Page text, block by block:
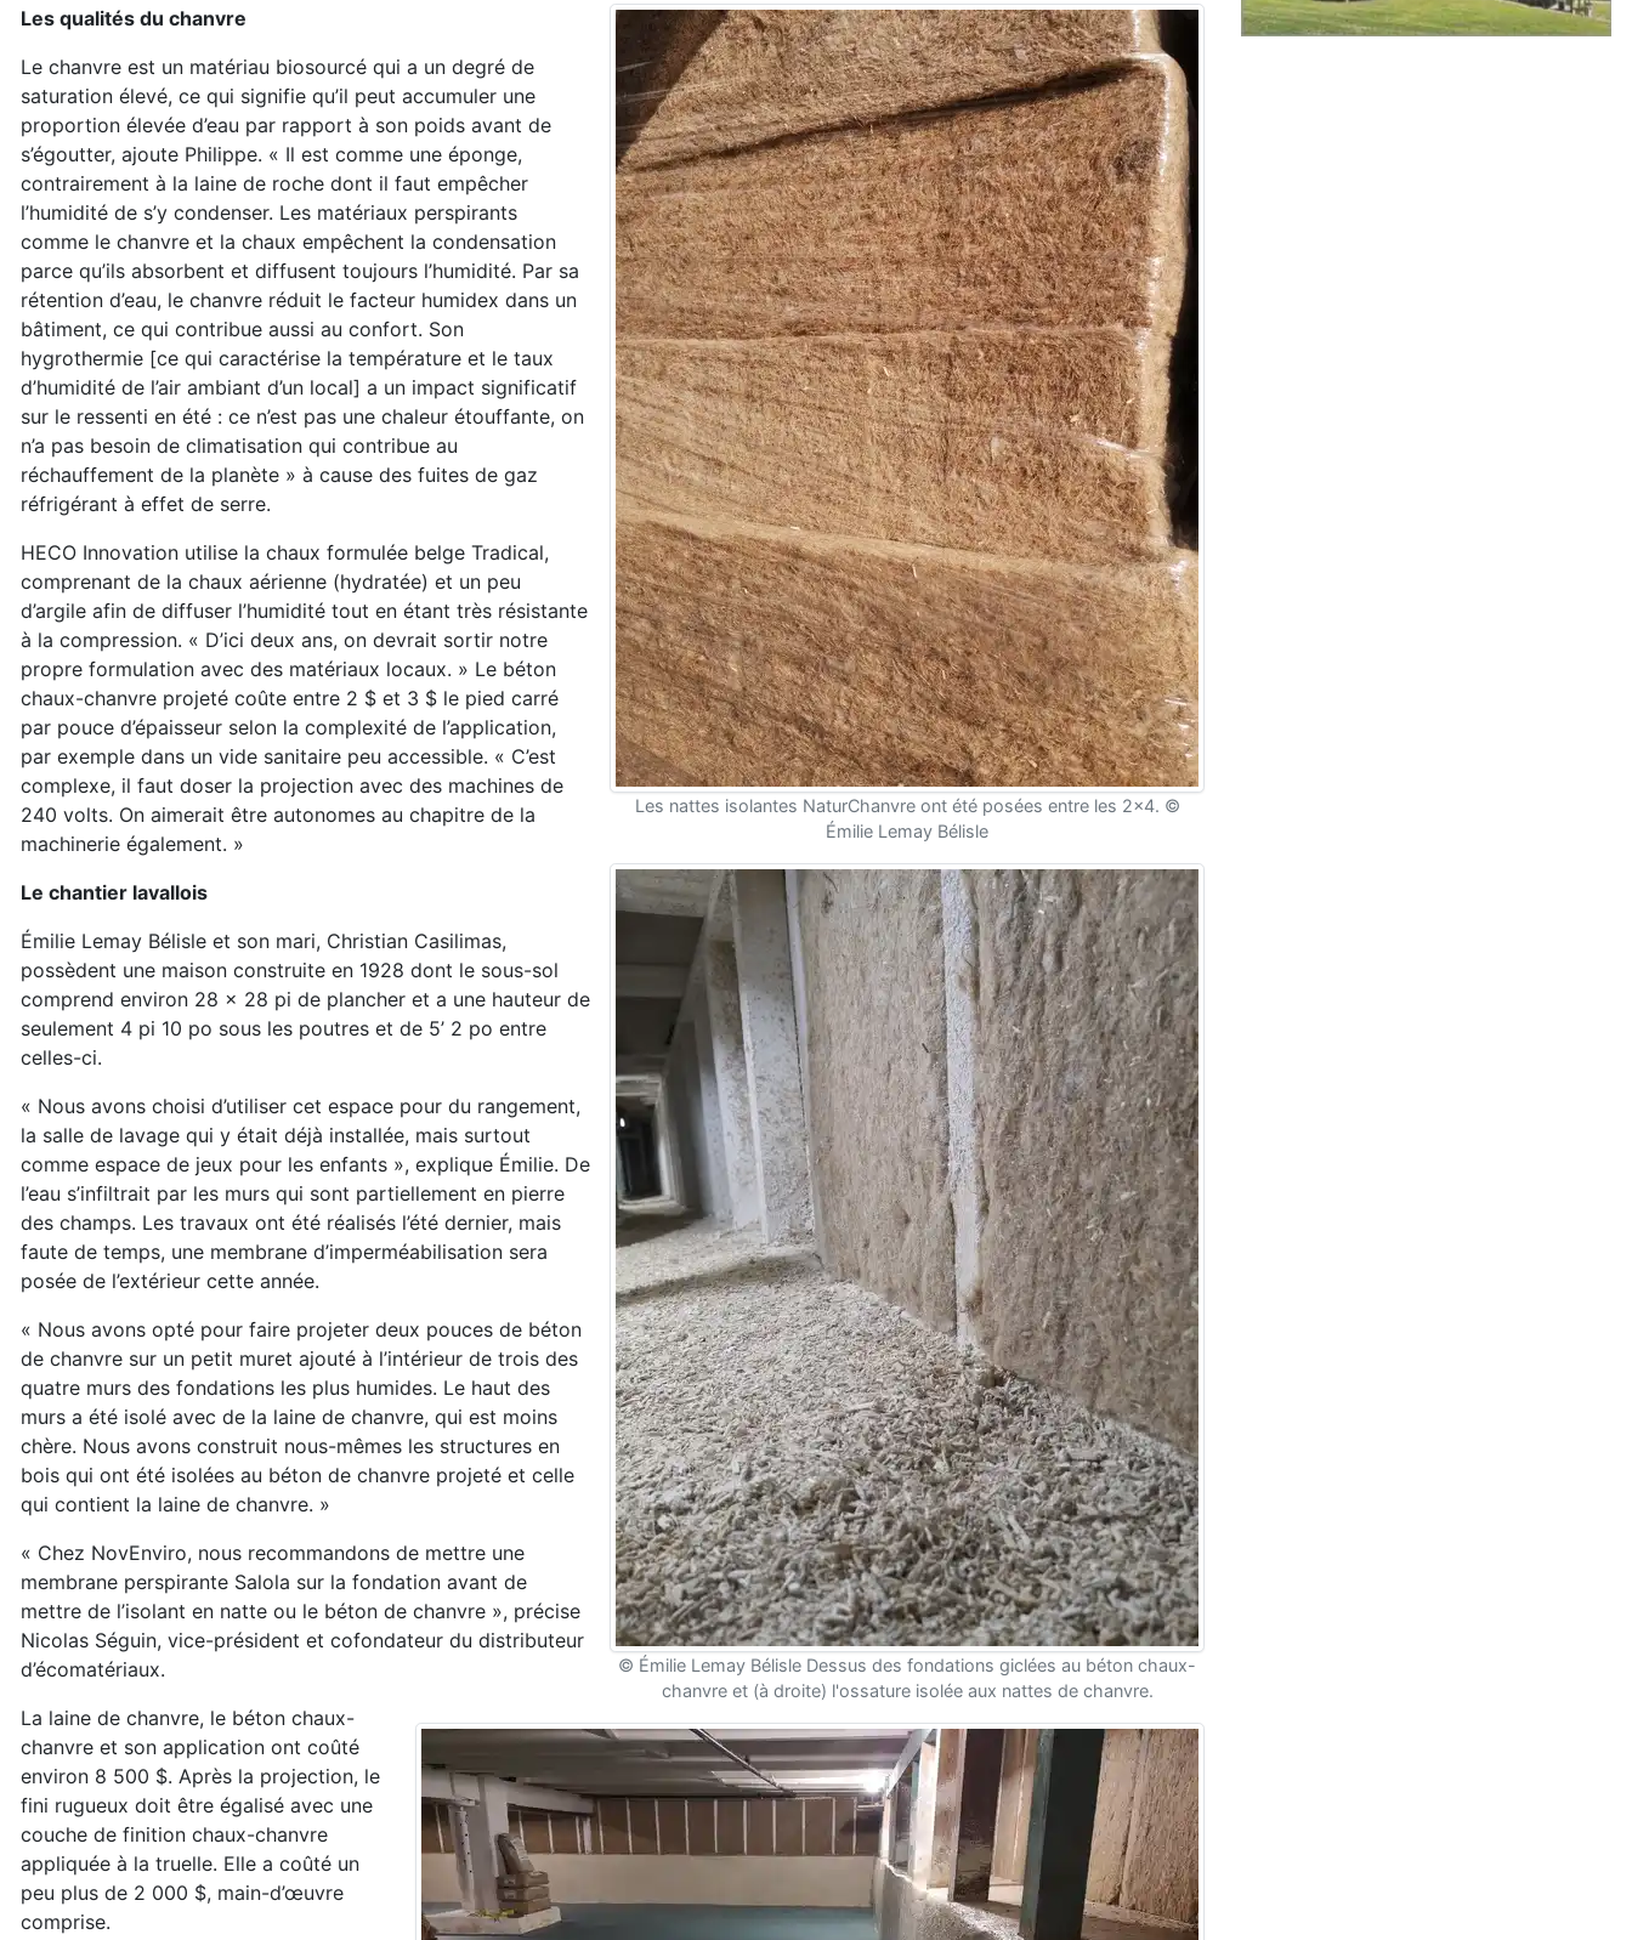
Les nattes isolantes NaturChanvre ont été posées entre les 2x4. ©
Émilie Lemay Bélisle
Les qualités du chanvre
Le chanvre est un matériau biosourcé qui a un degré de
saturation élevé, ce qui signifie qu’il peut accumuler une
proportion élevée d’eau par rapport à son poids avant de
s’égoutter, ajoute Philippe. « Il est comme une éponge,
contrairement à la laine de roche dont il faut empêcher
l’humidité de s’y condenser. Les matériaux perspirants
comme le chanvre et la chaux empêchent la condensation
parce qu’ils absorbent et diffusent toujours l’humidité. Par sa
rétention d’eau, le chanvre réduit le facteur humidex dans un
bâtiment, ce qui contribue aussi au confort. Son
hygrothermie [ce qui caractérise la température et le taux
d’humidité de l’air ambiant d’un local] a un impact significatif
sur le ressenti en été : ce n’est pas une chaleur étouffante, on
n’a pas besoin de climatisation qui contribue au
réchauffement de la planète » à cause des fuites de gaz
réfrigérant à effet de serre.
© Émilie Lemay Bélisle Dessus des fondations giclées au béton chaux-
chanvre et (à droite) l'ossature isolée aux nattes de chanvre.
HECO Innovation utilise la chaux formulée belge Tradical,
comprenant de la chaux aérienne (hydratée) et un peu
d’argile afin de diffuser l’humidité tout en étant très résistante
à la compression. « D’ici deux ans, on devrait sortir notre
propre formulation avec des matériaux locaux. » Le béton
chaux-chanvre projeté coûte entre 2 $ et 3 $ le pied carré
par pouce d’épaisseur selon la complexité de l’application,
par exemple dans un vide sanitaire peu accessible. « C’est
complexe, il faut doser la projection avec des machines de
240 volts. On aimerait être autonomes au chapitre de la
machinerie également. »
Le chantier lavallois
Émilie Lemay Bélisle et son mari, Christian Casilimas,
possèdent une maison construite en 1928 dont le sous-sol
comprend environ 28 x 28 pi de plancher et a une hauteur de
seulement 4 pi 10 po sous les poutres et de 5’ 2 po entre
celles-ci.
« Nous avons choisi d’utiliser cet espace pour du rangement,
la salle de lavage qui y était déjà installée, mais surtout
comme espace de jeux pour les enfants », explique Émilie. De
l’eau s’infiltrait par les murs qui sont partiellement en pierre
des champs. Les travaux ont été réalisés l’été dernier, mais
faute de temps, une membrane d’imperméabilisation sera
posée de l’extérieur cette année.
« Nous avons opté pour faire projeter deux pouces de béton
de chanvre sur un petit muret ajouté à l’intérieur de trois des
quatre murs des fondations les plus humides. Le haut des
murs a été isolé avec de la laine de chanvre, qui est moins
chère. Nous avons construit nous-mêmes les structures en
bois qui ont été isolées au béton de chanvre projeté et celle
qui contient la laine de chanvre. »
« Chez NovEnviro, nous recommandons de mettre une
membrane perspirante Salola sur la fondation avant de
mettre de l’isolant en natte ou le béton de chanvre », précise
Nicolas Séguin, vice-président et cofondateur du distributeur
d’écomatériaux.
La laine de chanvre, le béton chaux-
chanvre et son application ont coûté
environ 8 500 $. Après la projection, le
fini rugueux doit être égalisé avec une
couche de finition chaux-chanvre
appliquée à la truelle. Elle a coûté un
peu plus de 2 000 $, main-d’œuvre
comprise.